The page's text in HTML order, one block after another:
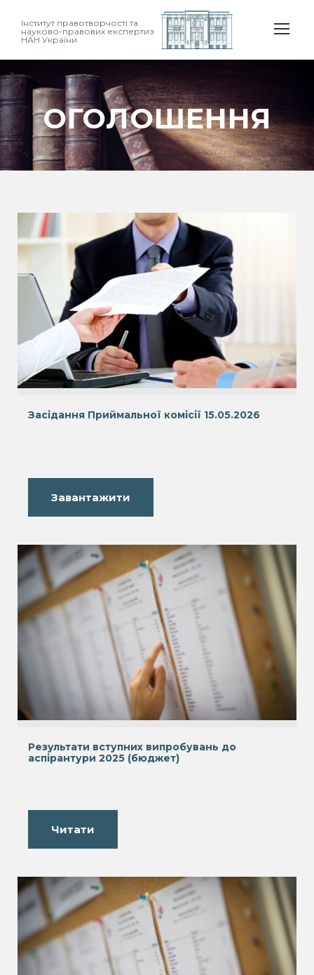
Інститут правотворчості та
науково-правових експертиз
НАН України
ОГОЛОШЕННЯ
Засідання Приймальної комісії 15.05.2026
Завантажити
Результати вступних випробувань до
аспірантури 2025 (бюджет)
Читати